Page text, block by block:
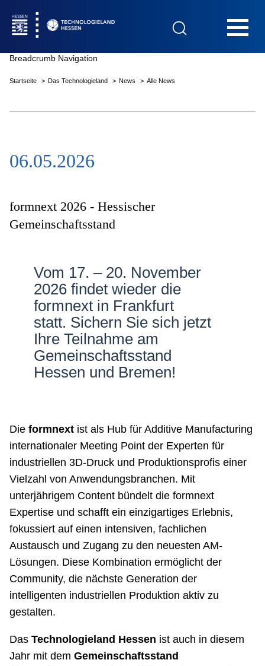
Das Technologieland
Innovationsfelder
Netzwerke
Breadcrumb Navigation
Startseite Das Technologieland News Alle News
06.05.2026
formnext 2026 - Hessischer
Gemeinschaftsstand
Vom 17. – 20. November
2026 findet wieder die
formnext in Frankfurt
statt. Sichern Sie sich jetzt
Ihre Teilnahme am
Gemeinschaftsstand
Hessen und Bremen!
Die formnextist als Hub für Additive Manufacturing
internationaler Meeting Point der Experten für
industriellen 3D-Druck und Produktionsprofis einer
Vielzahl von Anwendungsbranchen. Mit
unterjährigem Content bündelt die formnext
Expertise und schafft ein einzigartiges Erlebnis,
fokussiert auf einen intensiven, fachlichen
Austausch und Zugang zu den neuesten AM-
Lösungen. Diese Kombination ermöglicht der
Community, die nächste Generation der
intelligenten industriellen Produktion aktiv zu
gestalten.
Das Technologieland Hessen ist auch in diesem
Jahr mit dem Gemeinschaftsstand